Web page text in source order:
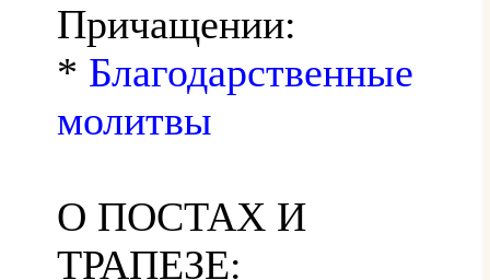
Причащении:
* Благодарственные
молитвы
О ПОСТАХ И
ТРАПЕЗЕ: